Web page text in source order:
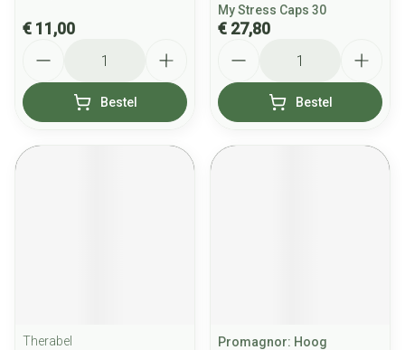
€ 11,00
Bestel
My Stress Caps 30
€ 27,80
Bestel
Therabel
Promagnor: Hoog